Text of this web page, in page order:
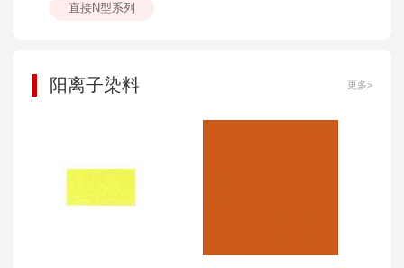
直接N型系列
阳离子染料 更多>